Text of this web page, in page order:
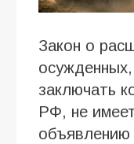
Закон о
заключать
РФ, не
объявлению